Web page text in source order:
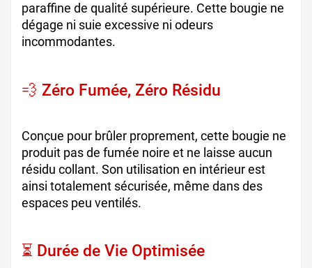
paraffine de qualité supérieure. Cette bougie ne
dégage ni suie excessive ni odeurs
incommodantes.
💨 Zéro Fumée, Zéro Résidu
Conçue pour brûler proprement, cette bougie ne
produit pas de fumée noire et ne laisse aucun
résidu collant. Son utilisation en intérieur est
ainsi totalement sécurisée, même dans des
espaces peu ventilés.
⏳ Durée de Vie Optimisée